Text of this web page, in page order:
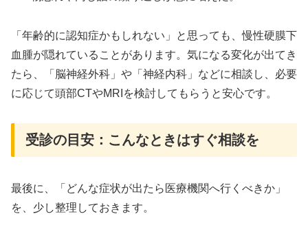
「年齢的に認知症かもしれない」と思っても、慢性硬膜下
血腫が隠れていることがあります。気になる変化が出てき
たら、「脳神経外科」や「神経内科」などに相談し、必要
に応じて頭部CTやMRIを検討してもらうと安心です。
受診の目安：こんなときはすぐ相談を
最後に、「どんな症状が出たら医療機関へ行くべきか」
を、少し整理しておきます。